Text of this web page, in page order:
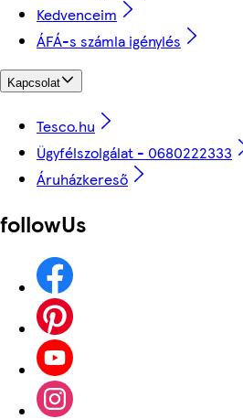
Kedvenceim
ÁFÁ-s számla igénylés
Kapcsolat
Tesco.hu
Ügyfélszolgálat - 0680222333
Áruházkereső
followUs